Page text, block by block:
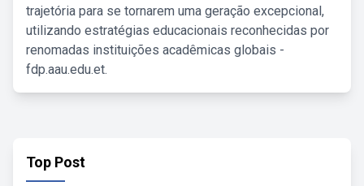
trajetória para se tornarem uma geração excepcional,
utilizando estratégias educacionais reconhecidas por
renomadas instituições acadêmicas globais -
fdp.aau.edu.et.
Top Post